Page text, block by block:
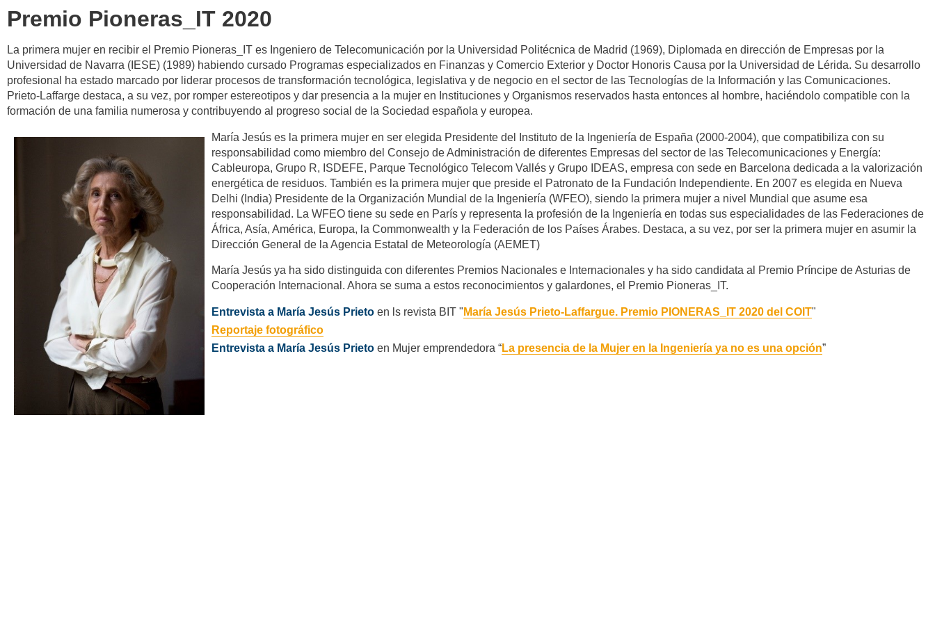
Premio Pioneras_IT 2020
La primera mujer en recibir el Premio Pioneras_IT es Ingeniero de Telecomunicación por la Universidad Politécnica de Madrid (1969), Diplomada en dirección de Empresas por la
Universidad de Navarra (IESE) (1989) habiendo cursado Programas especializados en Finanzas y Comercio Exterior y Doctor Honoris Causa por la Universidad de Lérida. Su desarrollo
profesional ha estado marcado por liderar procesos de transformación tecnológica, legislativa y de negocio en el sector de las Tecnologías de la Información y las Comunicaciones.
Prieto-Laffarge destaca, a su vez, por romper estereotipos y dar presencia a la mujer en Instituciones y Organismos reservados hasta entonces al hombre, haciéndolo compatible con la
formación de una familia numerosa y contribuyendo al progreso social de la Sociedad española y europea.
María Jesús es la primera mujer en ser elegida Presidente del Instituto de la Ingeniería de España (2000-2004), que compatibiliza con su
responsabilidad como miembro del Consejo de Administración de diferentes Empresas del sector de las Telecomunicaciones y Energía:
Cableuropa, Grupo R, ISDEFE, Parque Tecnológico Telecom Vallés y Grupo IDEAS, empresa con sede en Barcelona dedicada a la valorización
energética de residuos. También es la primera mujer que preside el Patronato de la Fundación Independiente. En 2007 es elegida en Nueva
Delhi (India) Presidente de la Organización Mundial de la Ingeniería (WFEO), siendo la primera mujer a nivel Mundial que asume esa
responsabilidad. La WFEO tiene su sede en París y representa la profesión de la Ingeniería en todas sus especialidades de las Federaciones de
África, Asía, América, Europa, la Commonwealth y la Federación de los Países Árabes. Destaca, a su vez, por ser la primera mujer en asumir la
Dirección General de la Agencia Estatal de Meteorología (AEMET)
María Jesús ya ha sido distinguida con diferentes Premios Nacionales e Internacionales y ha sido candidata al Premio Príncipe de Asturias de
Cooperación Internacional. Ahora se suma a estos reconocimientos y galardones, el Premio Pioneras_IT.
Entrevista a María Jesús Prieto en ls revista BIT " María Jesús Prieto-Laffargue. Premio PIONERAS_IT 2020 del COIT"
Reportaje fotográfico
Entrevista a María Jesús Prieto en Mujer emprendedora “La presencia de la Mujer en la Ingeniería ya no es una opción”